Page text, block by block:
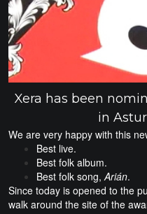
Xera has been
in
We are very happy with this
Best live.
Best folk album.
Best folk song,Arián.
Since today is opened to the
walk around the site of the